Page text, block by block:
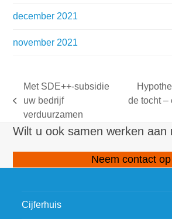
december 2021
november 2021
previous
post:
Met SDE++-subsidie
uw bedrijf
verduurzamen
next
de tocht –
Wilt u ook samen werken aan
Neem contact op
Cijferhuis